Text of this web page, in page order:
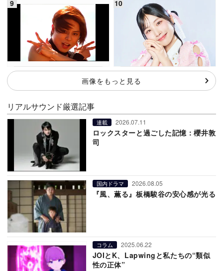
画像をもっと見る
リアルサウンド厳選記事
連載 2026.07.11
ロックスターと過ごした記憶：櫻井敦
司
国内ドラマ 2026.08.05
『風、薫る』板橋駿谷の安心感が光る
コラム 2025.06.22
JOIとK、Lapwingと私たちの“類似
性の正体”